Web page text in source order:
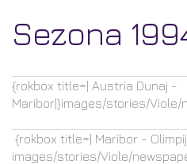
Sezona
{rokbox title=| Austria Dunaj -
Maribor|}images/stories/
{rokbox title=| Maribor -
images/stories/Viole/